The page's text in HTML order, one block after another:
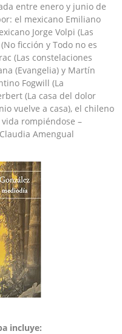
entre enero y junio de
el mexicano Emiliano
Jorge Volpi (Las
ficción y Todo no es
(Las constelaciones
(Evangelia) y Martín
Fogwill (La
(La casa del dolor
vuelve a casa), el chileno
rompiéndose –
Amengual
incluye: